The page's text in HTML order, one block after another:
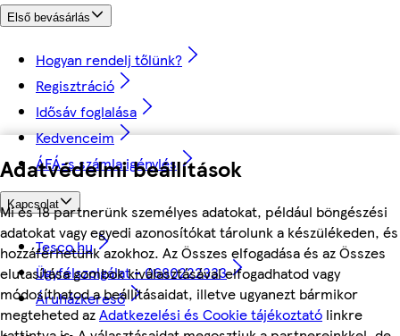
Adatvédelmi beállítások
Mi és 18 partnerünk személyes adatokat, például böngészési
adatokat vagy egyedi azonosítókat tárolunk a készülékeden, és
hozzáférhetünk azokhoz. Az Összes elfogadása és az Összes
elutasítása gombok kiválasztásával elfogadhatod vagy
módosíthatod a beállításaidat, illetve ugyanezt bármikor
megteheted azAdatkezelési és Cookie tájékoztató linkre
Első bevásárlás
Hogyan rendelj tőlünk?
Regisztráció
Idősáv foglalása
Kedvenceim
ÁFÁ-s számla igénylés
Kapcsolat
Tesco.hu
Ügyfélszolgálat - 0680222333
Áruházkereső